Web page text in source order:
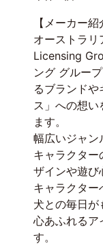
【メーカー紹
オーストラ
Licensing
ング グルー
るブランド
ス」への想
ます。
幅広いジャン
キャラクタ
ザインや遊び
キャラクター
犬との毎日
心あふれるア
す。